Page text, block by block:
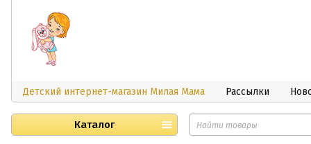
Детский интернет-магазин Милая Мама Рассылки
Каталог